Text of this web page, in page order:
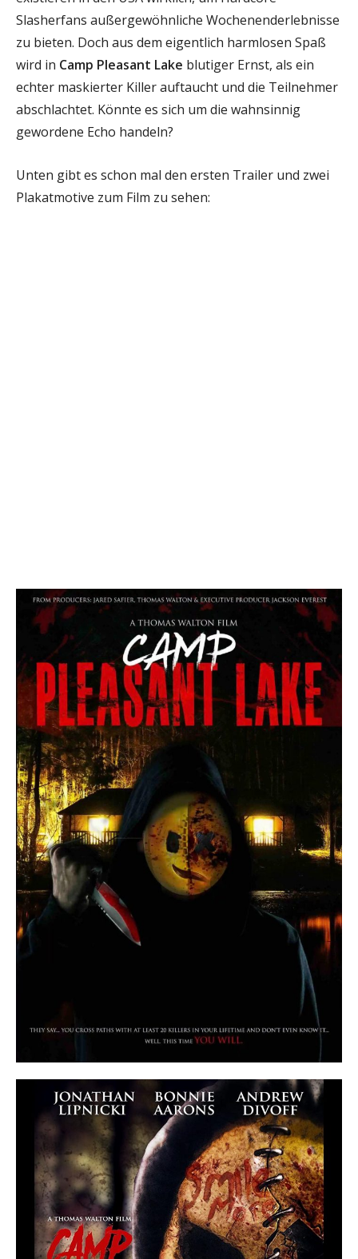
Slasherfans außergewöhnliche Wochenenderlebnisse
zu bieten. Doch aus dem eigentlich harmlosen Spaß
wird in Camp Pleasant Lake blutiger Ernst, als ein
echter maskierter Killer auftaucht und die Teilnehmer
abschlachtet. Könnte es sich um die wahnsinnig
gewordene Echo handeln?
Unten gibt es schon mal den ersten Trailer und zwei
Plakatmotive zum Film zu sehen: